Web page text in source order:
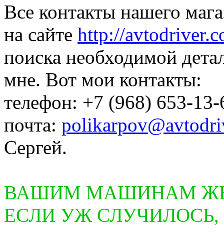
Все контакты нашего
на сайте http://
поиска необходимой
мне. Вот мои контакты:
телефон: +7 (968) 653-
почта:
Сергей.
ВАШИМ МАШИНАМ
ЕСЛИ УЖ